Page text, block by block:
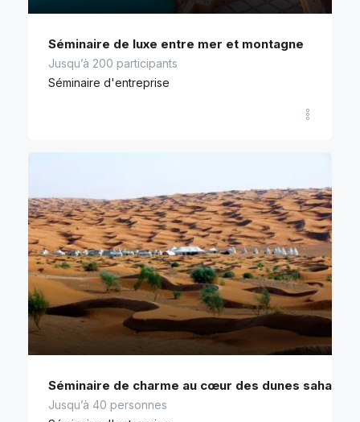
Séminaire de luxe entre mer et montagne
Jusqu’à 200 participants
Séminaire d'entreprise
Séminaire de charme au cœur des dunes
Jusqu’à 40 personnes